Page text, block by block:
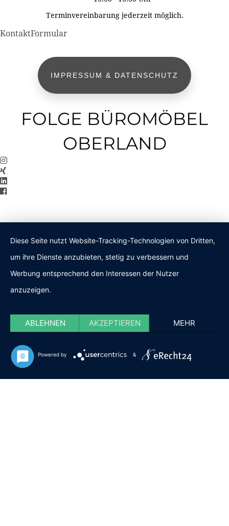
Terminvereinbarung jederzeit möglich.
KontaktFormular
IMPRESSUM & DATENSCHUTZ
FOLGE BÜROMÖBEL
OBERLAND
Diese Seite nutzt Website-Tracking-Technologien von Dritten,
um ihre Dienste anzubieten, stetig zu verbessern und
Werbung entsprechend den Interessen der Nutzer
anzuzeigen.
ABLEHNEN AKZEPTIEREN MEHR
Powered by &